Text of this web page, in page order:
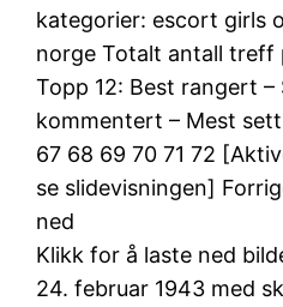
kategorier: escort girls
norge Totalt antall treff
Topp 12: Best rangert –
kommentert – Mest
67 68 69 70 71 72
se slidevisningen]
ned
Klikk for å laste ned
24. februar 1943 med